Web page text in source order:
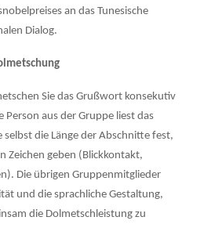
an das Tunesische
Dialog.
Sie das Grußwort konsekutiv
Person aus der Gruppe liest das
selbst die Länge der Abschnitte fest,
Zeichen geben (Blickkon­takt,
Die übrigen Gruppen­mitglieder
und die sprachliche Gestaltung,
die Dolmetschleistung zu